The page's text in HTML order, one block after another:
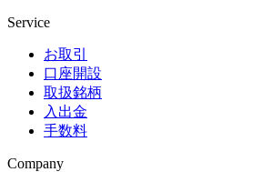
Service
お取引
口座開設
取扱銘柄
入出金
手数料
Company